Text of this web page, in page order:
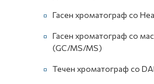
Гасен хроматограф со
Гасен хроматограф со
(GC/MS/MS)
Течен хроматограф со